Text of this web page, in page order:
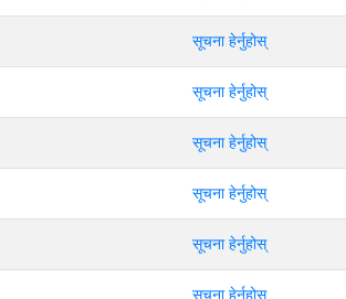
सूचना हेर्नुहोस्
सूचना हेर्नुहोस्
सूचना हेर्नुहोस्
सूचना हेर्नुहोस्
सूचना हेर्नुहोस्
सूचना हेर्नुहोस्